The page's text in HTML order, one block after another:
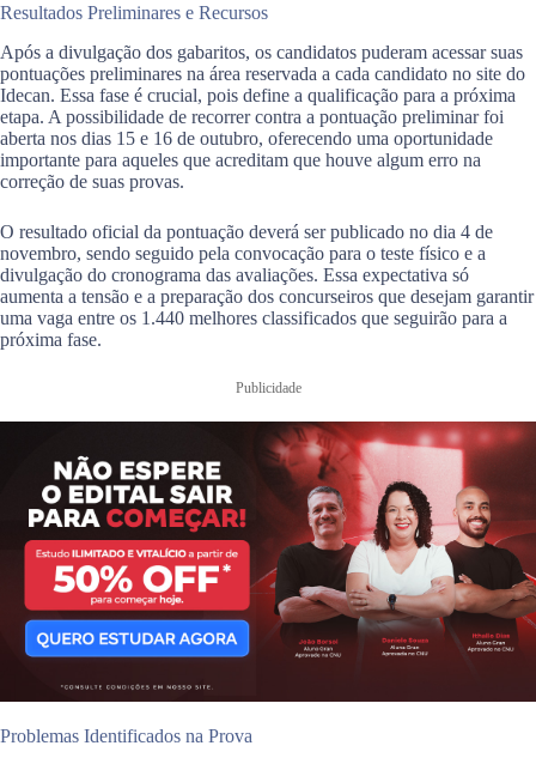
Resultados Preliminares e Recursos
Após a divulgação dos gabaritos, os candidatos puderam acessar suas
pontuações preliminares na área reservada a cada candidato no site do
Idecan. Essa fase é crucial, pois define a qualificação para a próxima
etapa. A possibilidade de recorrer contra a pontuação preliminar foi
aberta nos dias 15 e 16 de outubro, oferecendo uma oportunidade
importante para aqueles que acreditam que houve algum erro na
correção de suas provas.
O resultado oficial da pontuação deverá ser publicado no dia 4 de
novembro, sendo seguido pela convocação para o teste físico e a
divulgação do cronograma das avaliações. Essa expectativa só
aumenta a tensão e a preparação dos concurseiros que desejam garantir
uma vaga entre os 1.440 melhores classificados que seguirão para a
próxima fase.
Publicidade
Problemas Identificados na Prova